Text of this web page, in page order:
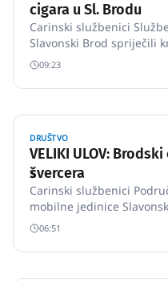
cigara u Sl. Brodu
Carinski službenici
Slavonski Brod spriječili
cigareta.Ovlašteni
- Službe za mobilne
09:23
DRUŠTVO
VELIKI ULOV:
švercera
Carinski službenici
mobilne jedinice
mjere nadzora na
sjever zaustavili su 24.
06:51